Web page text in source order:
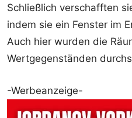
Schließlich verschafften
indem sie ein Fenster im
Auch hier wurden die
Wertgegenständen
-Werbeanzeige-